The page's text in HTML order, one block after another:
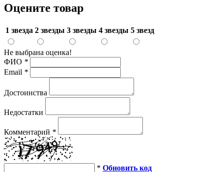
Оцените товар
1 звезда 2 звезды 3 звезды 4 звезды 5 звезд
Не выбрана оценка!
ФИО *
Email *
Достоинства
Недостатки
Комментарий *
* Обновить код